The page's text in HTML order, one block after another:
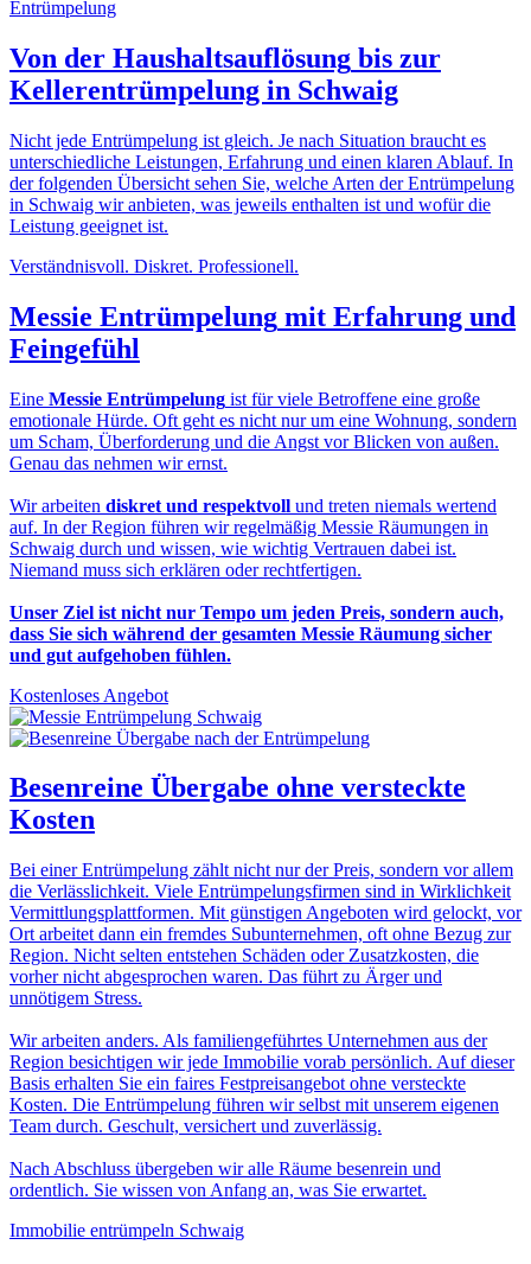
Von der Haushaltsauflösung bis zur
Kellerentrümpelung in Schwaig
Nicht jede Entrümpelung ist gleich. Je nach Situation braucht es
unterschiedliche Leistungen, Erfahrung und einen klaren Ablauf. In
der folgenden Übersicht sehen Sie, welche Arten der Entrümpelung
in Schwaig wir anbieten, was jeweils enthalten ist und wofür die
Leistung geeignet ist.
Verständnisvoll. Diskret. Professionell.
Messie Entrümpelung mit Erfahrung und
Feingefühl
Eine Messie Entrümpelung ist für viele Betroffene eine große
emotionale Hürde. Oft geht es nicht nur um eine Wohnung, sondern
um Scham, Überforderung und die Angst vor Blicken von außen.
Genau das nehmen wir ernst.
Wir arbeiten diskret und respektvoll und treten niemals wertend
auf. In der Region führen wir regelmäßig Messie Räumungen in
Schwaig durch und wissen, wie wichtig Vertrauen dabei ist.
Niemand muss sich erklären oder rechtfertigen.
Unser Ziel ist nicht nur Tempo um jeden Preis, sondern auch,
dass Sie sich während der gesamten Messie Räumung sicher
und gut aufgehoben fühlen.
Kostenloses Angebot
Besenreine Übergabe ohne versteckte
Kosten
Bei einer Entrümpelung zählt nicht nur der Preis, sondern vor allem
die Verlässlichkeit. Viele Entrümpelungsfirmen sind in Wirklichkeit
Vermittlungsplattformen. Mit günstigen Angeboten wird gelockt, vor
Ort arbeitet dann ein fremdes Subunternehmen, oft ohne Bezug zur
Region. Nicht selten entstehen Schäden oder Zusatzkosten, die
vorher nicht abgesprochen waren. Das führt zu Ärger und
unnötigem Stress.
Wir arbeiten anders. Als familiengeführtes Unternehmen aus der
Region besichtigen wir jede Immobilie vorab persönlich. Auf dieser
Basis erhalten Sie ein faires Festpreisangebot ohne versteckte
Kosten. Die Entrümpelung führen wir selbst mit unserem eigenen
Team durch. Geschult, versichert und zuverlässig.
Nach Abschluss übergeben wir alle Räume besenrein und
ordentlich. Sie wissen von Anfang an, was Sie erwartet.
Immobilie entrümpeln Schwaig